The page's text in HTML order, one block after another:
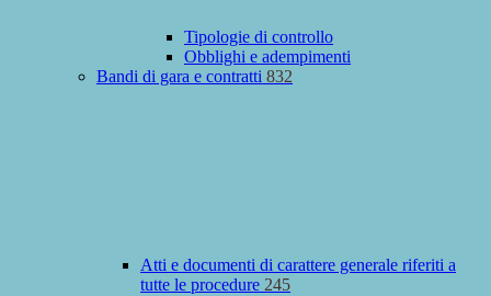
Tipologie di controllo
Obblighi e adempimenti
Bandi di gara e contratti 832
Atti e documenti di carattere generale riferiti a
tutte le procedure 245